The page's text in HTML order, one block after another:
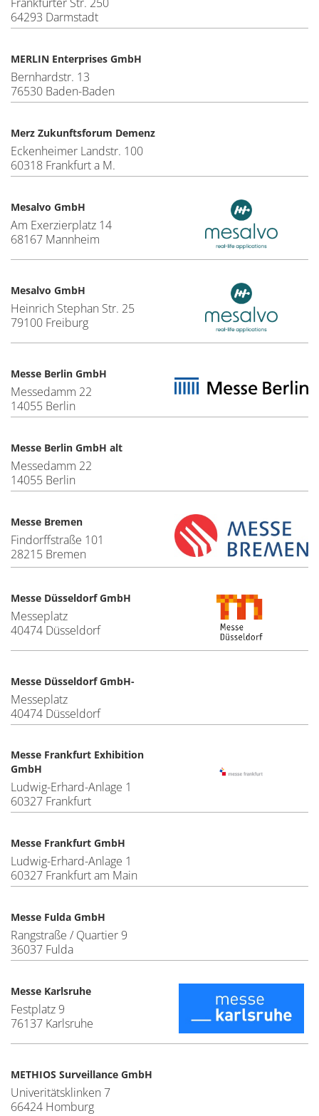
64293 Darmstadt
MERLIN Enterprises GmbH
Bernhardstr. 13
76530 Baden-Baden
Merz Zukunftsforum Demenz
Eckenheimer Landstr. 100
60318 Frankfurt a M.
Mesalvo GmbH
Am Exerzierplatz 14
68167 Mannheim
Mesalvo GmbH
Heinrich Stephan Str. 25
79100 Freiburg
Messe Berlin GmbH
Messedamm 22
14055 Berlin
Messe Berlin GmbH alt
Messedamm 22
14055 Berlin
Messe Bremen
Findorffstraße 101
28215 Bremen
Messe Düsseldorf GmbH
Messeplatz
40474 Düsseldorf
Messe Düsseldorf GmbH-
Messeplatz
40474 Düsseldorf
Messe Frankfurt Exhibition
GmbH
Ludwig-Erhard-Anlage 1
60327 Frankfurt
Messe Frankfurt GmbH
Ludwig-Erhard-Anlage 1
60327 Frankfurt am Main
Messe Fulda GmbH
Rangstraße / Quartier 9
36037 Fulda
Messe Karlsruhe
Festplatz 9
76137 Karlsruhe
METHIOS Surveillance GmbH
Univeritätsklinken 7
66424 Homburg